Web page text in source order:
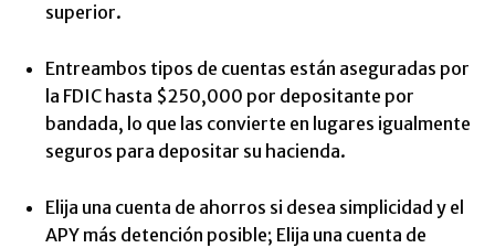
superior.
Entreambos tipos de cuentas están aseguradas por
la FDIC hasta $250,000 por depositante por
bandada, lo que las convierte en lugares igualmente
seguros para depositar su hacienda.
Elija una cuenta de ahorros si desea simplicidad y el
APY más detención posible; Elija una cuenta de